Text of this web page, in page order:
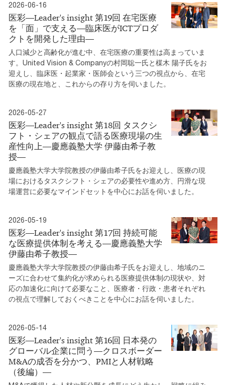
2026-06-16
医彩―Leader's insight 第19回 在宅医療
を「面」で支える―臨床医がICTプロダ
クトを開発した理由―
人口減少と高齢化が進む中、在宅医療の重要性は高まっていま
す。United Vision & Companyの村岡聡一氏と楳木 陽子氏をお
迎えし、臨床医・起業家・医師会という三つの視点から、在宅
医療の現在地と、これからの存り方を伺いました。
2026-05-27
医彩―Leader's insight 第18回 タスクシ
フト・シェアの観点で語る医療現場の生
産性向上―慶應義塾大学 伊藤由希子教
授―
慶應義塾大学大学院教授の伊藤由希子氏をお迎えし、医療の現
場におけるタスクシフト・シェアの必要性や進め方、円滑な現
場運営に必要なマインドセットを中心にお話を伺いました。
2026-05-19
医彩―Leader's insight 第17回 持続可能
な医療提供体制を考える―慶應義塾大学
伊藤由希子教授―
慶應義塾大学大学院教授の伊藤由希子氏をお迎えし、地域のニ
ーズに合わせて集約化が求められる医療提供体制の現状や、対
応の加速化に向けて必要なこと、医療者・行政・患者それぞれ
の視点で理解しておくべきことを中心にお話を伺いました。
2026-05-14
医彩―Leader's insight 第16回 日本発の
グローバル企業に問う―クロスボーダー
M&Aの成否を分かつ、PMIと人材戦略
（後編）―